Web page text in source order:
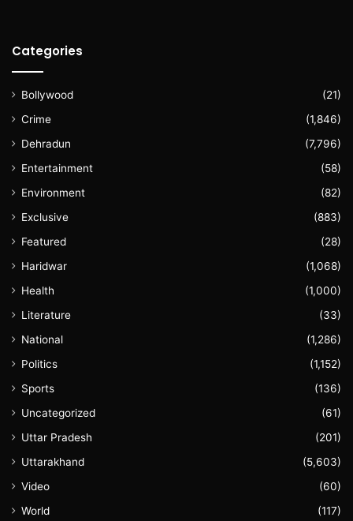
Categories
Bollywood
(21)
Crime
(1,846)
Dehradun
(7,796)
Entertainment
(58)
Environment
(82)
Exclusive
(883)
Featured
(28)
Haridwar
(1,068)
Health
(1,000)
Literature
(33)
National
(1,286)
Politics
(1,152)
Sports
(136)
Uncategorized
(61)
Uttar Pradesh
(201)
Uttarakhand
(5,603)
Video
(60)
World
(117)